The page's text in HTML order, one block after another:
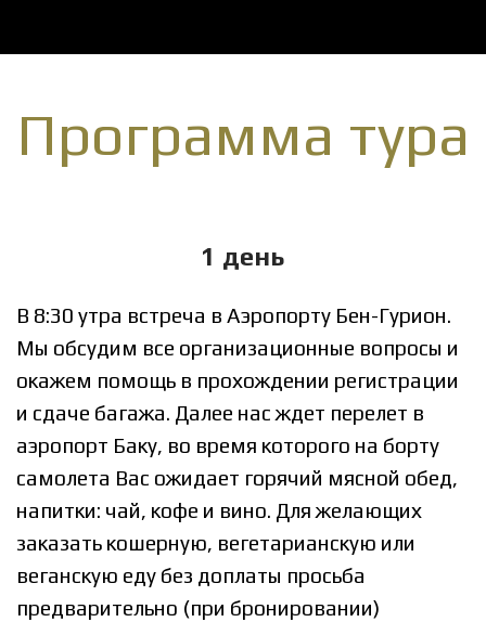
Программа тура
1 день
В 8:30 утра встреча в Аэропорту Бен-Гурион.
Мы обсудим все организационные вопросы и
окажем помощь в прохождении регистрации
и сдаче багажа. Далее нас ждет перелет в
аэропорт Баку, во время которого на борту
самолета Вас ожидает горячий мясной обед,
напитки: чай, кофе и вино. Для желающих
заказать кошерную, вегетарианскую или
веганскую еду без доплаты просьба
предварительно (при бронировании)